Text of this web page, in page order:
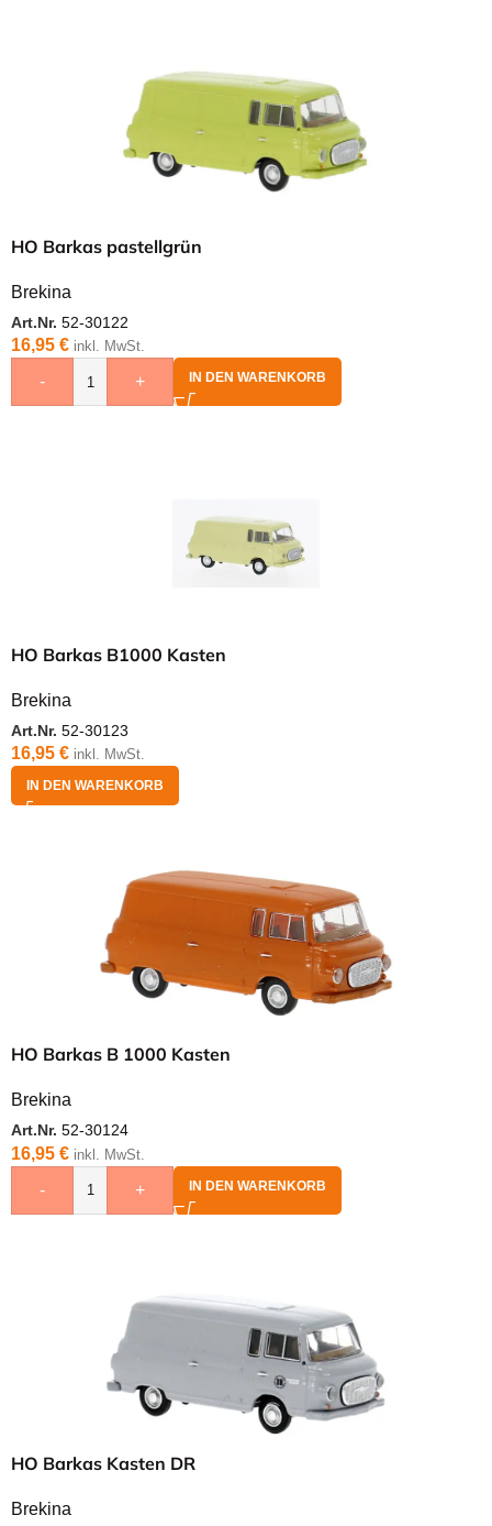
HO Barkas pastellgrün
Brekina
Art.Nr. 52-30122
16,95 € inkl. MwSt.
- + IN DEN WARENKORB
HO Barkas B1000 Kasten
Brekina
Art.Nr. 52-30123
16,95 € inkl. MwSt.
IN DEN WARENKORB
HO Barkas B 1000 Kasten
Brekina
Art.Nr. 52-30124
16,95 € inkl. MwSt.
- + IN DEN WARENKORB
HO Barkas Kasten DR
Brekina